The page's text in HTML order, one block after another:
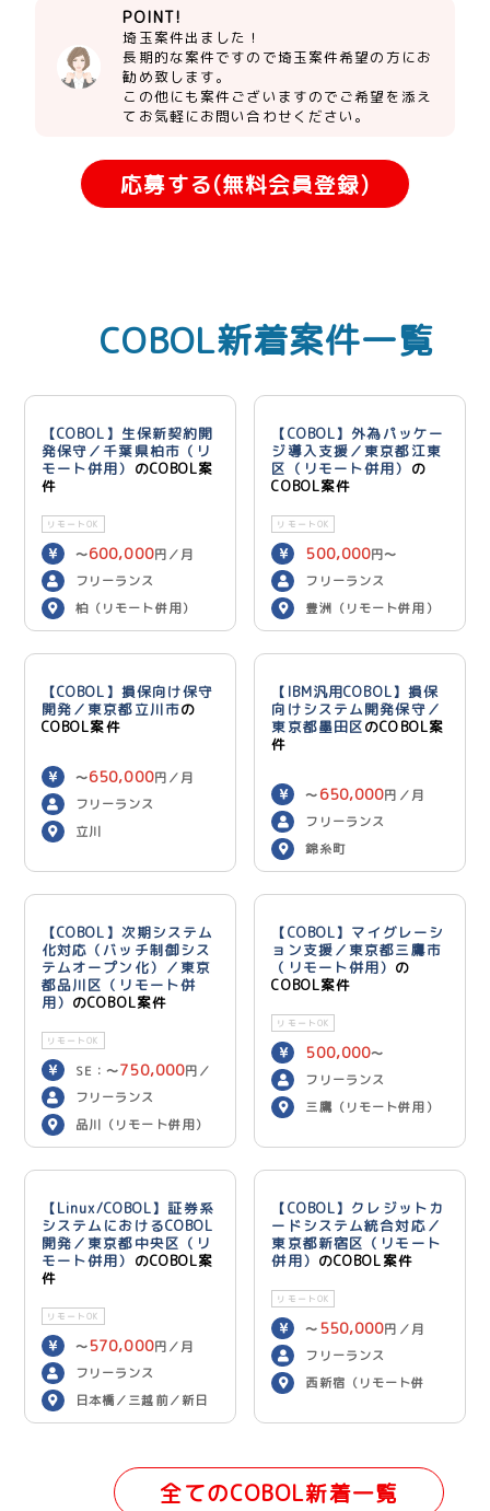
POINT!
埼玉案件出ました！
長期的な案件ですので埼玉案件希望の方にお
勧め致します。
この他にも案件ございますのでご希望を添え
てお気軽にお問い合わせください。
応募する(無料会員登録)
COBOL新着案件一覧
【COBOL】生保新契約開
発保守／千葉県柏市（リ
モート併用） のCOBOL案
件
リモートOK
〜600,000円／月
フリーランス
柏（リモート併用）
【COBOL】外為パッケー
ジ導入支援／東京都江東
区（リモート併用） の
COBOL案件
リモートOK
500,000円〜
600,000 円／月
フリーランス
豊洲（リモート併用）
【COBOL】損保向け保守
開発／東京都立川市の
COBOL案件
〜650,000円／月
フリーランス
立川
【IBM汎用COBOL】損保
向けシステム開発保守／
東京都墨田区のCOBOL案
件
〜 650,000円／月
フリーランス
錦糸町
【COBOL】次期システム
化対応（バッチ制御シス
テムオープン化）／東京
都品川区（リモート併
用） のCOBOL案件
リモートOK
SE：〜750,000円／
月 PG：〜700,000
／月
フリーランス
品川（リモート併用）
【COBOL】マイグレーシ
ョン支援／東京都三鷹市
（リモート併用） の
COBOL案件
リモートOK
500,000〜
600,000 円／月
フリーランス
三鷹（リモート併用）
【Linux/COBOL】証券系
システムにおけるCOBOL
開発／東京都中央区（リ
モート併用） のCOBOL案
件
リモートOK
〜 570,000円／月
フリーランス
日本橋／三越前／新日
本橋（リモート併用）
【COBOL】クレジットカ
ードシステム統合対応／
東京都新宿区（リモート
併用） のCOBOL案件
リモートOK
〜 550,000円／月
フリーランス
西新宿（リモート併
全てのCOBOL新着一覧